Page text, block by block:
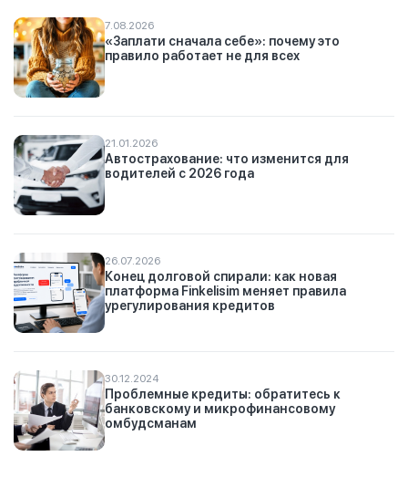
7.08.2026
«Заплати сначала себе»: почему это
правило работает не для всех
21.01.2026
Автострахование: что изменится для
водителей с 2026 года
26.07.2026
Конец долговой спирали: как новая
платформа Finkelisim меняет правила
урегулирования кредитов
30.12.2024
Проблемные кредиты: обратитесь к
банковскому и микрофинансовому
омбудсманам